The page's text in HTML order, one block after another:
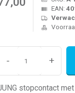
EAN:
- +
stopcontact